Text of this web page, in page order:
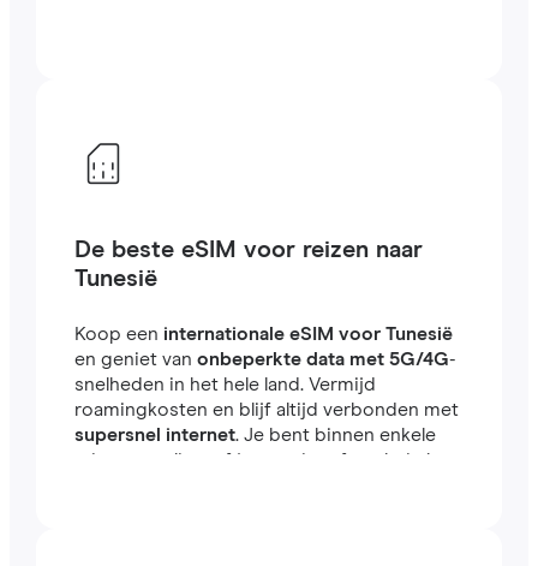
De beste eSIM voor reizen naar
Tunesië
Koop een internationale eSIM voor Tunesië
en geniet van onbeperkte data met 5G/4G-
snelheden in het hele land. Vermijd
roamingkosten en blijf altijd verbonden met
supersnel internet. Je bent binnen enkele
minuten online, of je nu reist of werkt in het